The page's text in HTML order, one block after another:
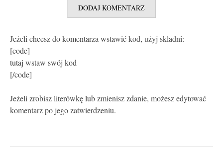
Jeżeli chcesz do komentarza wstawić kod, użyj składni:
[code]
tutaj wstaw swój kod
[/code]
Jeżeli zrobisz literówkę lub zmienisz zdanie, możesz edytować
komentarz po jego zatwierdzeniu.